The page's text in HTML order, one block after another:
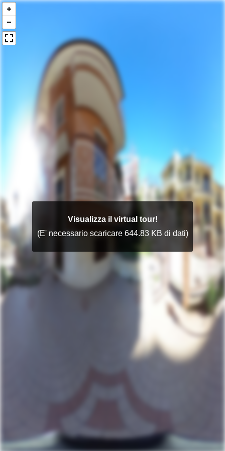
Visualizza il virtual tour!
(E' necessario scaricare 644.83 KB di dati)